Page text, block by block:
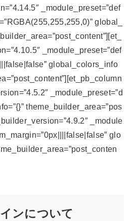
_module_preset=”def
global_
_module_preset=”def
global_colors_info
_module_preset=”d
theme_builder_area=”pos
_module
glo
ンについて